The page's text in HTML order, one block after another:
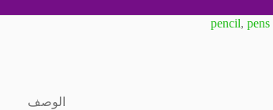
pencil, pens
الوصف